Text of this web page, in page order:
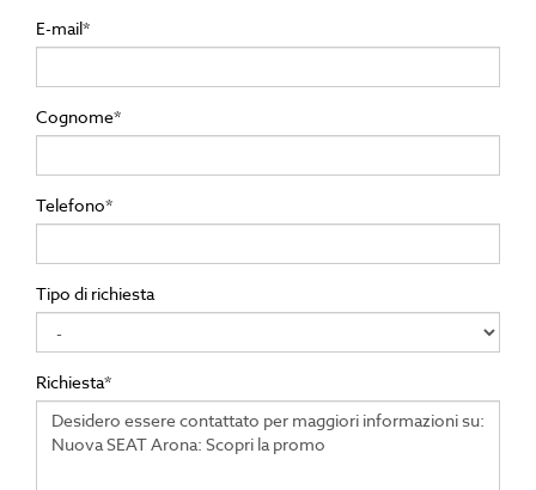
E-mail*
Cognome*
Telefono*
Tipo di richiesta
Richiesta*